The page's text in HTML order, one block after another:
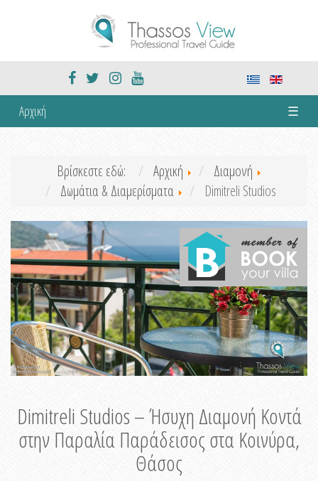
Αρχική ☰
Βρίσκεστε εδώ: Αρχική
Διαμονή
Δωμάτια & Διαμερίσματα
Dimitreli Studios
Dimitreli Studios – Ήσυχη Διαμονή Κοντά
στην Παραλία Παράδεισος στα Κοινύρα,
Θάσος